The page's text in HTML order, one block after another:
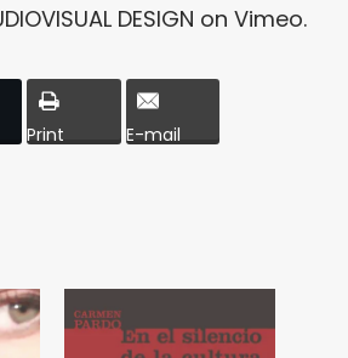
DESIGN on Vimeo.
Print E-mail